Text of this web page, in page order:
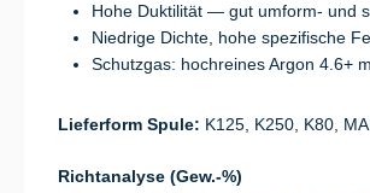
Hohe Duktilität — gut umform- und
Niedrige Dichte, hohe spezifische
Schutzgas: hochreines Argon 4.6+
Lieferform Spule: K125, K250, K80,
Richtanalyse (Gew.-%)